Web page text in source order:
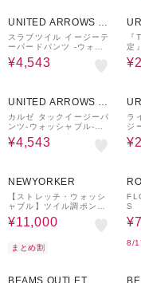
UNITED ARROWS O
UTLET
スラブツイル イージーテ
ーパードパンツ ‐ウォッ
シャブル‐＜A DAY IN T
HE LIFE＞
¥4,543
定
タ
UNITED ARROWS O
UTLET
カルゼ タックイージーパ
ンツ‐ウォッシャブル‐＜A
DAY IN THE LIFE＞
¥4,543
ラ
ジ
NEWYORKER
【ストレッチ・ウォッシ
ャブル】ツイル調ポンチ
シャーリングパンツ
¥11,000
まとめ割
S
8/
BEAMS OUTLET